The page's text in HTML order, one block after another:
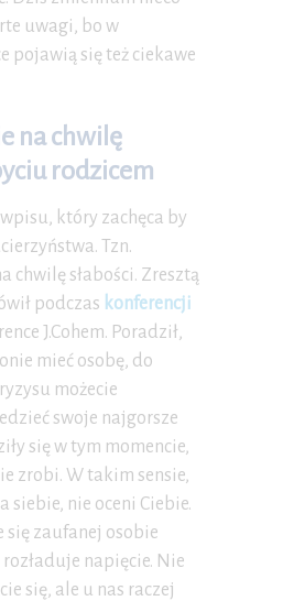
uwagi, bo w
pojawią się też ciekawe
na chwilę
rodzicem
który zachęca by
Tzn.
chwilę słabości. Zresztą
podczas konferencji
J.Cohem. Poradził,
mieć osobę, do
możecie
swoje najgorsze
się w tym momencie,
zrobi. W takim sensie,
siebie, nie oceni Ciebie.
się zaufanej osobie
napięcie. Nie
się, ale u nas raczej